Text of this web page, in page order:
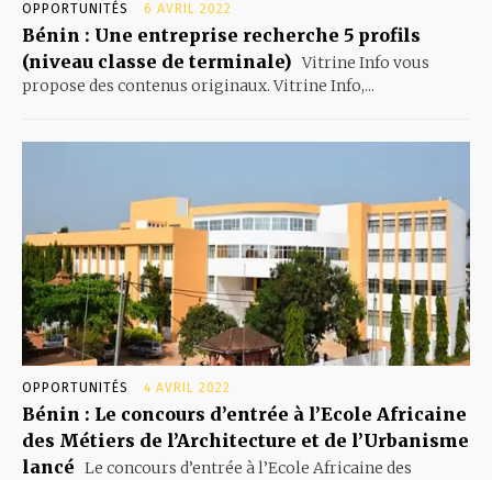
OPPORTUNITÉS 6 AVRIL 2022
Bénin : Une entreprise recherche 5 profils
(niveau classe de terminale) Vitrine Info vous
propose des contenus originaux. Vitrine Info,...
OPPORTUNITÉS 4 AVRIL 2022
Bénin : Le concours d’entrée à l’Ecole Africaine
des Métiers de l’Architecture et de l’Urbanisme
lancé Le concours d’entrée à l’Ecole Africaine des